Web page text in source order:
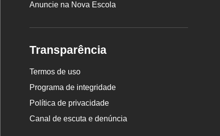
Anuncie na Nova Escola
Transparência
Termos de uso
Programa de integridade
Política de privacidade
Canal de escuta e denúncia